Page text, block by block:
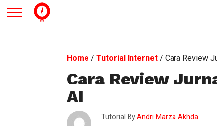
Home / Tutorial Internet/ Cara Review
Cara Review
AI
Tutorial ByAndri Marza Akhda